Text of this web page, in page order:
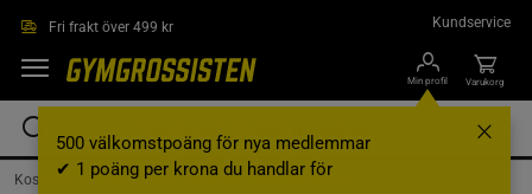
Fri frakt över 499 kr Kundservice
Min profil
500 välkomstpoäng för nya medlemmar
✔ 1 poäng per krona du handlar för
Varukorg
Kosttillskott /Vitaminer & Mineraler /Mikronutrienter